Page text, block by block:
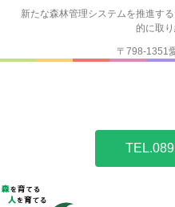
新たな森林管理システムを推進す
的に取り
〒798-1351